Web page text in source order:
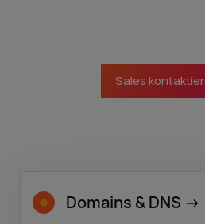
Sales
Domains & DNS ->